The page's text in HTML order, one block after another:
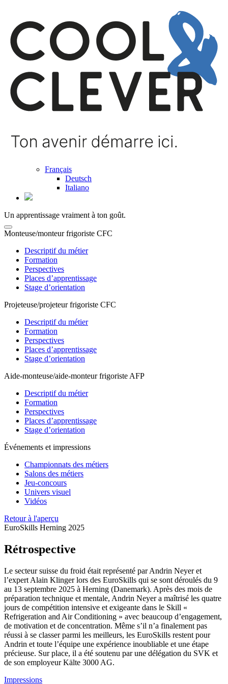
Français
Deutsch
Italiano
Un apprentissage vraiment à ton goût.
Monteuse/monteur frigoriste CFC
Descriptif du métier
Formation
Perspectives
Places d’apprentissage
Stage d’orientation
Projeteuse/projeteur frigoriste CFC
Descriptif du métier
Formation
Perspectives
Places d’apprentissage
Stage d’orientation
Aide-monteuse/aide-monteur frigoriste AFP
Descriptif du métier
Formation
Perspectives
Places d’apprentissage
Stage d’orientation
Événements et impressions
Championnats des métiers
Salons des métiers
Jeu-concours
Univers visuel
Vidéos
Retour à l'aperçu
EuroSkills Herning 2025
Rétrospective
Le secteur suisse du froid était représenté par Andrin Neyer et
l’expert Alain Klinger lors des EuroSkills qui se sont déroulés du 9
au 13 septembre 2025 à Herning (Danemark). Après des mois de
préparation technique et mentale, Andrin Neyer a maîtrisé les quatre
jours de compétition intensive et exigeante dans le Skill «
Refrigeration and Air Conditioning » avec beaucoup d’engagement,
de motivation et de concentration. Même s’il n’a finalement pas
réussi à se classer parmi les meilleurs, les EuroSkills restent pour
Andrin et toute l’équipe une expérience inoubliable et une étape
précieuse. Sur place, il a été soutenu par une délégation du SVK et
de son employeur Kälte 3000 AG.
Impressions